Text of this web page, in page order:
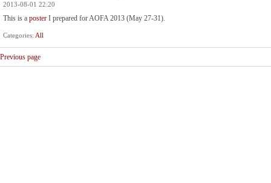
2013-08-01 22:20
This is a poster I prepared for AOFA 2013 (May 27-31).
Categories: All
Previous page